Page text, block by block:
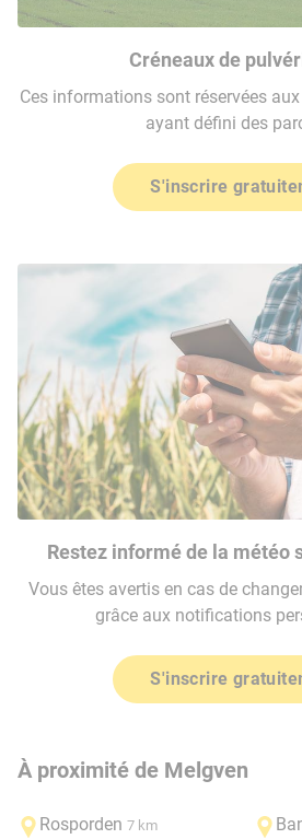
Créneaux de
Ces informations sont réservées
ayant défini des
S'inscrire
Restez informé de la météo
Vous êtes avertis en cas de
grâce aux notifications
S'inscrire
À proximité de Melgven
Rosporden 7 km